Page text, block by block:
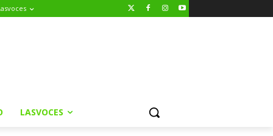
LASVOCES